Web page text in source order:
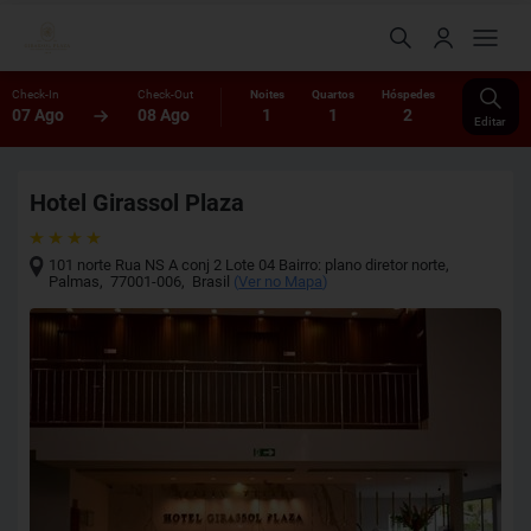
Check-In
07 Ago
Check-Out
08 Ago
Noites
1
Quartos
1
Hóspedes
2 Editar
Hotel Girassol Plaza
101 norte Rua NS A conj 2 Lote 04 Bairro: plano diretor norte,
Palmas, 77001-006, Brasil (Ver no Mapa)